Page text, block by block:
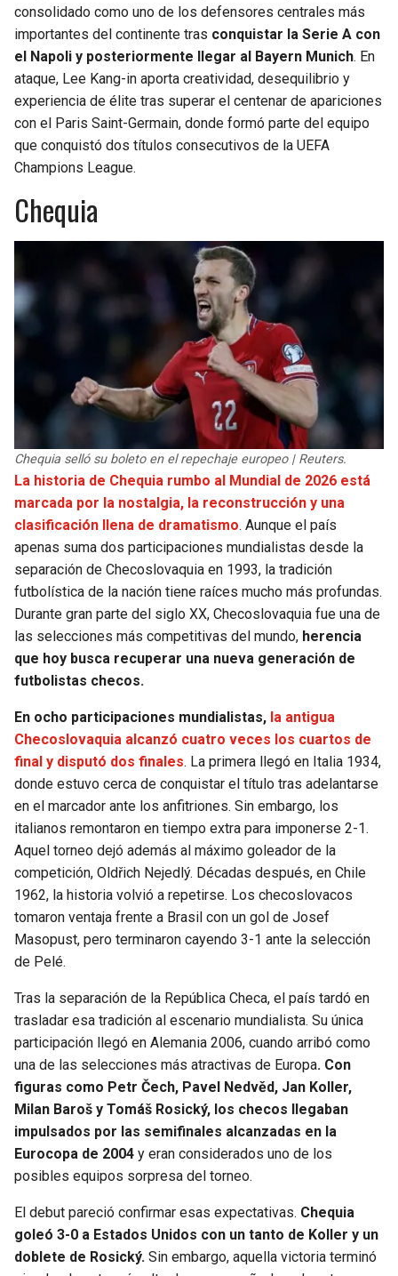
consolidado como uno de los defensores centrales más
importantes del continente tras conquistar la Serie A con
el Napoli y posteriormente llegar al Bayern Munich. En
ataque, Lee Kang-in aporta creatividad, desequilibrio y
experiencia de élite tras superar el centenar de apariciones
con el Paris Saint-Germain, donde formó parte del equipo
que conquistó dos títulos consecutivos de la UEFA
Champions League.
Chequia
Chequia selló su boleto en el repechaje europeo | Reuters.
La historia de Chequia rumbo al Mundial de 2026 está
marcada por la nostalgia, la reconstrucción y una
clasificación llena de dramatismo. Aunque el país
apenas suma dos participaciones mundialistas desde la
separación de Checoslovaquia en 1993, la tradición
futbolística de la nación tiene raíces mucho más profundas.
Durante gran parte del siglo XX, Checoslovaquia fue una de
las selecciones más competitivas del mundo, herencia
que hoy busca recuperar una nueva generación de
futbolistas checos.
En ocho participaciones mundialistas, la antigua
Checoslovaquia alcanzó cuatro veces los cuartos de
final y disputó dos finales. La primera llegó en Italia 1934,
donde estuvo cerca de conquistar el título tras adelantarse
en el marcador ante los anfitriones. Sin embargo, los
italianos remontaron en tiempo extra para imponerse 2-1.
Aquel torneo dejó además al máximo goleador de la
competición, Oldřich Nejedlý. Décadas después, en Chile
1962, la historia volvió a repetirse. Los checoslovacos
tomaron ventaja frente a Brasil con un gol de Josef
Masopust, pero terminaron cayendo 3-1 ante la selección
de Pelé.
Tras la separación de la República Checa, el país tardó en
trasladar esa tradición al escenario mundialista. Su única
participación llegó en Alemania 2006, cuando arribó como
una de las selecciones más atractivas de Europa. Con
figuras como Petr Čech, Pavel Nedvěd, Jan Koller,
Milan Baroš y Tomáš Rosický, los checos llegaban
impulsados por las semifinales alcanzadas en la
Eurocopa de 2004 y eran considerados uno de los
posibles equipos sorpresa del torneo.
El debut pareció confirmar esas expectativas. Chequia
goleó 3-0 a Estados Unidos con un tanto de Koller y un
doblete de Rosický. Sin embargo, aquella victoria terminó